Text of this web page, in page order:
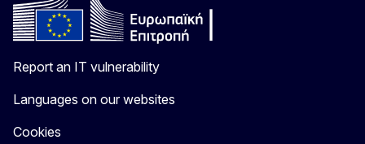
Report an IT vulnerability
Languages on our websites
Cookies